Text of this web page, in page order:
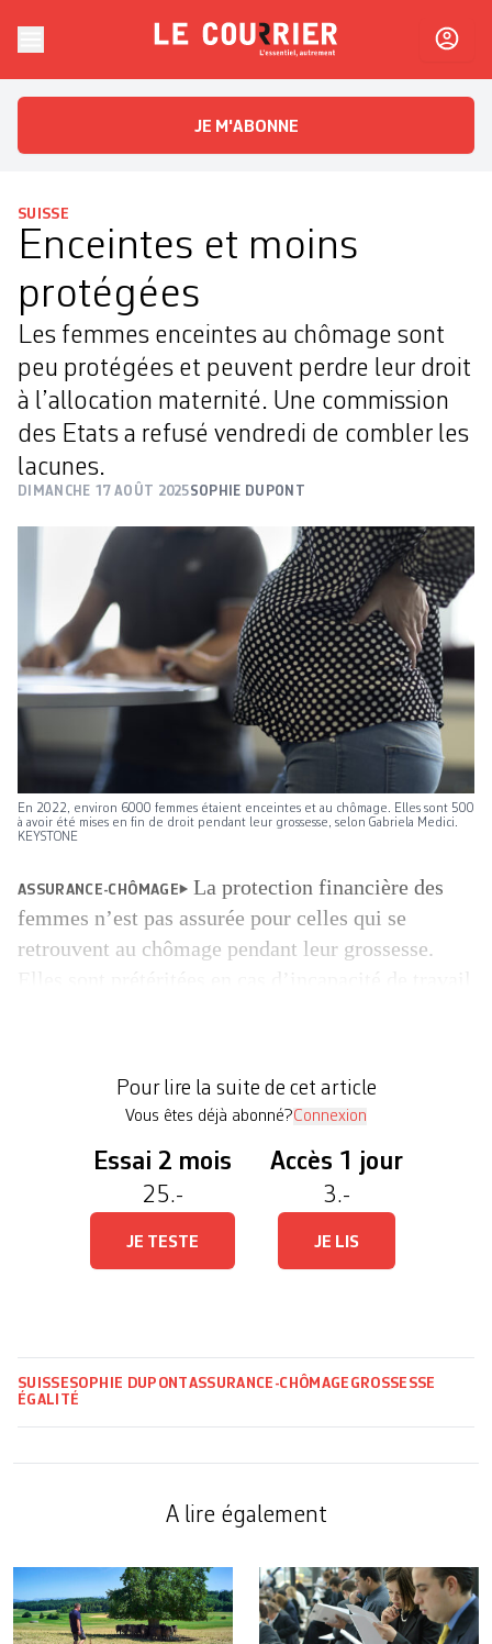
Le CourrierL'essentiel, autrement
JE M'ABONNE
SUISSE
Enceintes et moins
protégées
Les femmes enceintes au chômage sont
peu protégées et peuvent perdre leur droit
à l’allocation maternité. Une commission
des Etats a refusé vendredi de combler les
lacunes.
DIMANCHE 17 AOÛT 2025SOPHIE DUPONT
En 2022, environ 6000 femmes étaient enceintes et au chômage. Elles sont 500
à avoir été mises en fin de droit pendant leur grossesse, selon Gabriela Medici.
KEYSTONE
ASSURANCE-CHÔMAGE
La protection financière des
femmes n’est pas assurée pour celles qui se
retrouvent au chômage pendant leur grossesse.
combler ces lacunes, comme […]
Pour lire la suite de cet article
Vous êtes déjà abonné?Connexion
Essai 2 mois
25.-
JE TESTE
Accès 1 jour
3.-
JE LIS
SUISSESOPHIE DUPONTASSURANCE-CHÔMAGE GROSSESSE
ÉGALITÉ
A lire également